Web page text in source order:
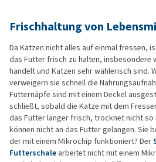
Frischhaltung von
Da Katzen nicht alles auf einmal fressen,
das Futter frisch zu halten, insbesondere
handelt und Katzen sehr wählerisch sind.
verweigern sie schnell die
Futternäpfe sind mit einem Deckel
schließt, sobald die Katze mit dem
das Futter länger frisch, trocknet nicht so
können nicht an das Futter gelangen. Sie
der mit einem Mikrochip funktioniert? Der
Futterschale arbeitet nicht mit einem